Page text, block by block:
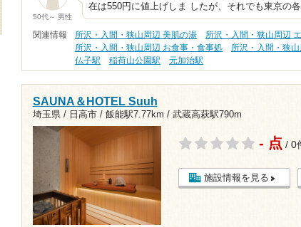
50代～ 男性
在は550円に値上げしま したが、それでも東京の
関連情報 所沢・入間・狭山周辺 美肌の湯
所沢・入間・狭山周辺
所沢・入間・狭山周辺 お食事・食事処
所沢・入間・狭
仏子駅
稲荷山公園駅 元加治駅
SAUNA＆HOTEL Suuh
埼玉県 / 日高市 / 飯能駅7.77km / 武蔵高萩駅790m
- 点 / 0
施設情報を見る